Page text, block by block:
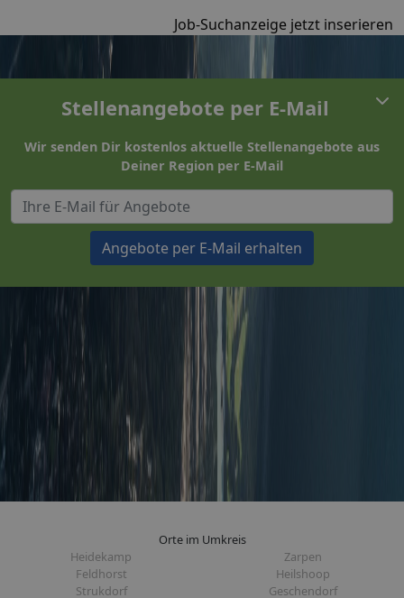
Job-Suchanzeige jetzt inserieren
Stellenangebote per E-Mail
Wir senden Dir kostenlos aktuelle Stellenangebote aus
Deiner Region per E-Mail
Angebote per E-Mail erhalten
Orte im Umkreis
Heidekamp
Zarpen
Feldhorst
Heilshoop
Strukdorf
Geschendorf